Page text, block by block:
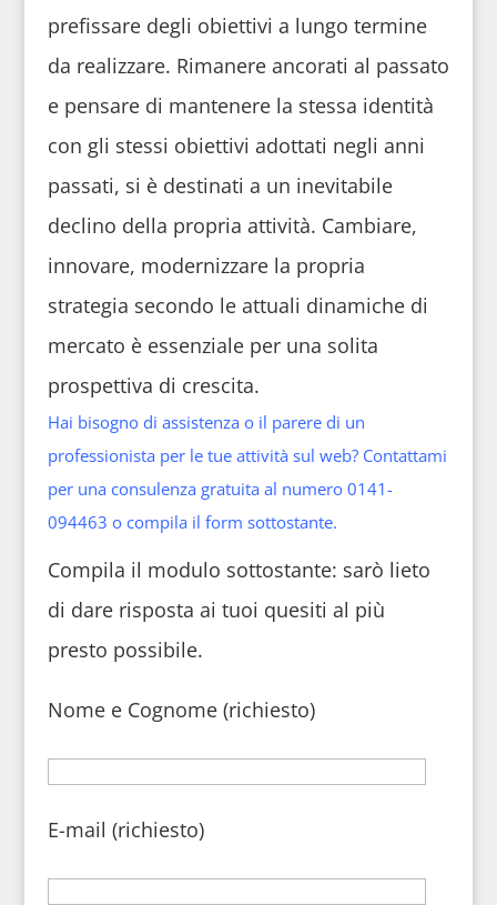
prefissare degli obiettivi a lungo termine
da realizzare. Rimanere ancorati al passato
e pensare di mantenere la stessa identità
con gli stessi obiettivi adottati negli anni
passati, si è destinati a un inevitabile
declino della propria attività. Cambiare,
innovare, modernizzare la propria
strategia secondo le attuali dinamiche di
mercato è essenziale per una solita
prospettiva di crescita.
Hai bisogno di assistenza o il parere di un
professionista per le tue attività sul web? Contattami
per una consulenza gratuita al numero 0141-
094463 o compila il form sottostante.
Compila il modulo sottostante: sarò lieto
di dare risposta ai tuoi quesiti al più
presto possibile.
Nome e Cognome (richiesto)
E-mail (richiesto)